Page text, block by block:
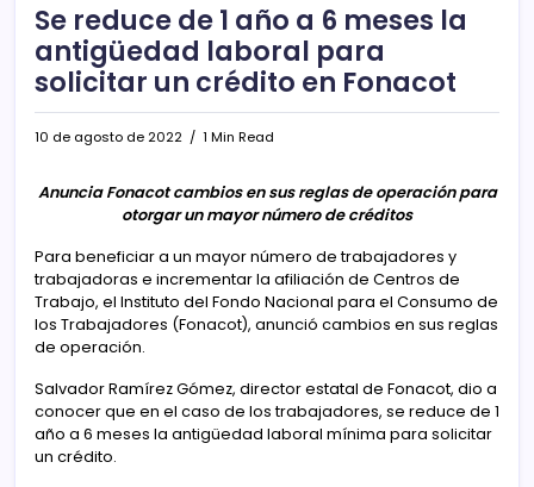
Se reduce de 1 año a 6 meses la
antigüedad laboral para
solicitar un crédito en Fonacot
10 de agosto de 2022 1 Min Read
Anuncia Fonacot cambios en sus reglas de operación para
otorgar un mayor número de créditos
Para beneficiar a un mayor número de trabajadores y
trabajadoras e incrementar la afiliación de Centros de
Trabajo, el Instituto del Fondo Nacional para el Consumo de
los Trabajadores (Fonacot), anunció cambios en sus reglas
de operación.
Salvador Ramírez Gómez, director estatal de Fonacot, dio a
conocer que en el caso de los trabajadores, se reduce de 1
año a 6 meses la antigüedad laboral mínima para solicitar
un crédito.